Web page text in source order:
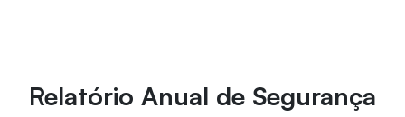
Relatório Anual de Segurança